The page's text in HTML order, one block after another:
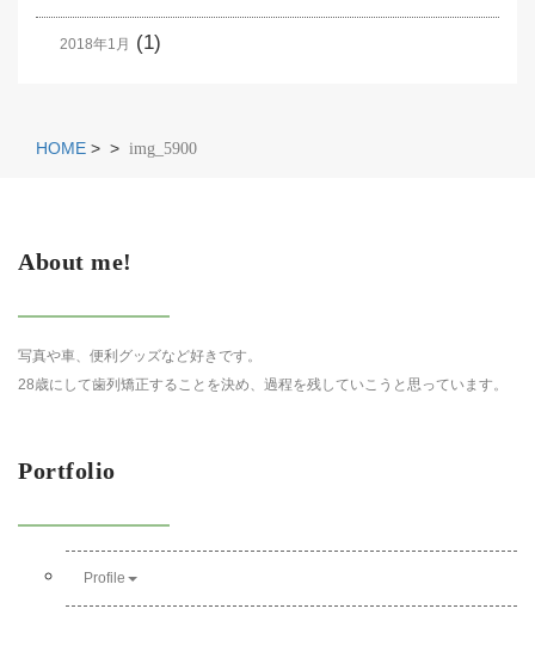
2018年1月 (1)
HOME > > img_5900
About me!
写真や車、便利グッズなど好きです。
28歳にして歯列矯正することを決め、過程を残していこうと思っています。
Portfolio
Profile